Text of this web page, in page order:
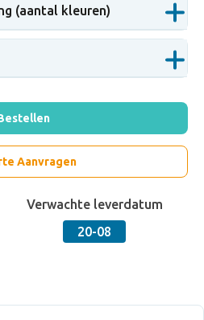
(aantal kleuren)
Aanvragen
Verwachte leverdatum
20-08